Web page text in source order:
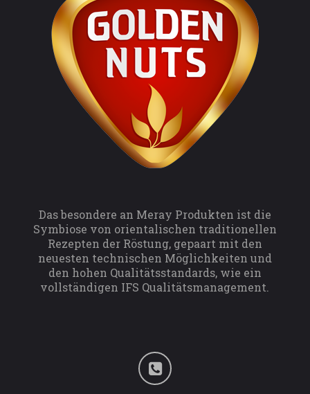
Das besondere an Meray Produkten ist die
Symbiose von orientalischen traditionellen
Rezepten der Röstung, gepaart mit den
neuesten technischen Möglichkeiten und
den hohen Qualitätsstandards, wie ein
vollständigen IFS Qualitätsmanagement.